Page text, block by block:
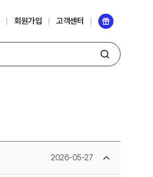
회원가입 고객센터
2026-05-27